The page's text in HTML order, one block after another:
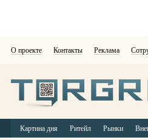
О проекте Контакты Реклама
Картина дня Ритейл Рынки